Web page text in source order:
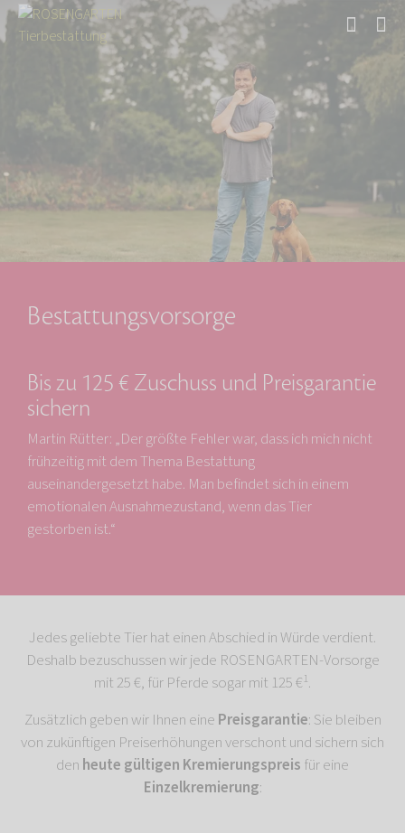
Bestattungsvorsorge
Bis zu 125 € Zuschuss und Preisgarantie
sichern
Martin Rütter: „Der größte Fehler war, dass ich mich nicht
frühzeitig mit dem Thema Bestattung
auseinandergesetzt habe. Man befindet sich in einem
emotionalen Ausnahmezustand, wenn das Tier
gestorben ist.“
Jedes geliebte Tier hat einen Abschied in Würde verdient.
Deshalb bezuschussen wir jede ROSENGARTEN-Vorsorge
mit 25 €, für Pferde sogar mit 125 €1.
Zusätzlich geben wir Ihnen eine Preisgarantie: Sie bleiben
von zukünftigen Preiserhöhungen verschont und sichern sich
den heute gültigen Kremierungspreis für eine
Einzelkremierung: